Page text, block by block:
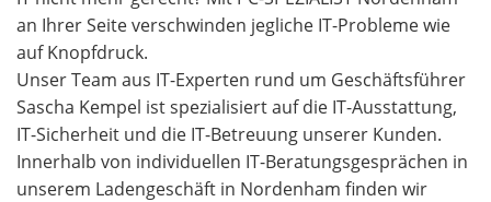
an Ihrer Seite verschwinden jegliche IT-Probleme wie
auf Knopfdruck.
Unser Team aus IT-Experten rund um Geschäftsführer
Sascha Kempel ist spezialisiert auf die IT-Ausstattung,
IT-Sicherheit und die IT-Betreuung unserer Kunden.
Innerhalb von individuellen IT-Beratungsgesprächen in
unserem Ladengeschäft in Nordenham finden wir